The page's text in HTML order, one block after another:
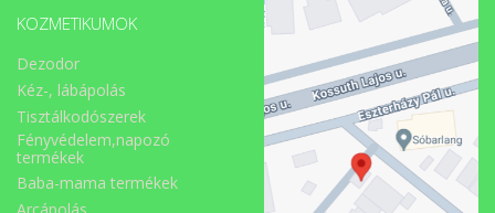
KOZMETIKUMOK
Dezodor
Kéz-, lábápolás
Tisztálkodószerek
Fényvédelem,napozó
termékek
Baba-mama termékek